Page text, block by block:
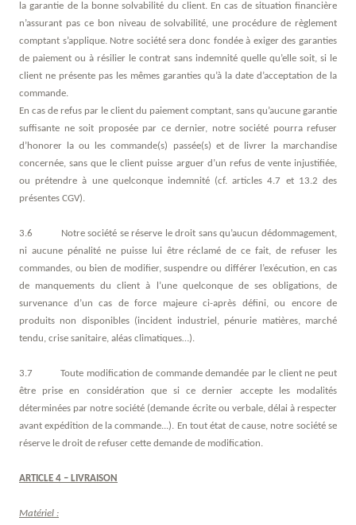
la garantie de la bonne solvabilité du client. En cas de situation financière
n’assurant pas ce bon niveau de solvabilité, une procédure de règlement
comptant s’applique. Notre société sera donc fondée à exiger des garanties
de paiement ou à résilier le contrat sans indemnité quelle qu’elle soit, si le
client ne présente pas les mêmes garanties qu’à la date d’acceptation de la
commande.
En cas de refus par le client du paiement comptant, sans qu’aucune garantie
suffisante ne soit proposée par ce dernier, notre société pourra refuser
d’honorer la ou les commande(s) passée(s) et de livrer la marchandise
concernée, sans que le client puisse arguer d’un refus de vente injustifiée,
ou prétendre à une quelconque indemnité (cf. articles 4.7 et 13.2 des
présentes CGV).
3.6 Notre société se réserve le droit sans qu’aucun dédommagement,
ni aucune pénalité ne puisse lui être réclamé de ce fait, de refuser les
commandes, ou bien de modifier, suspendre ou différer l’exécution, en cas
de manquements du client à l’une quelconque de ses obligations, de
survenance d’un cas de force majeure ci-après défini, ou encore de
produits non disponibles (incident industriel, pénurie matières, marché
tendu, crise sanitaire, aléas climatiques…).
3.7 Toute modification de commande demandée par le client ne peut
être prise en considération que si ce dernier accepte les modalités
déterminées par notre société (demande écrite ou verbale, délai à respecter
avant expédition de la commande...). En tout état de cause, notre société se
réserve le droit de refuser cette demande de modification.
ARTICLE 4 – LIVRAISON
Matériel :